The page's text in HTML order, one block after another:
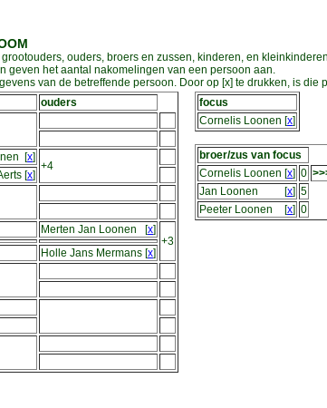
ouders, broers en zussen, kinderen, en
geven het aantal nakomelingen van een persoon aan.
van de betreffende persoon. Door op [x] te drukken, is die
ouders
[x]
+4
[x]
Merten Jan Loonen [x]
+3
Holle Jans Mermans [x]
focus
Cornelis Loonen [x]
broer/zus van focus
Cornelis Loonen [x] 0
Jan Loonen
[x] 5
Peeter Loonen
[x] 0